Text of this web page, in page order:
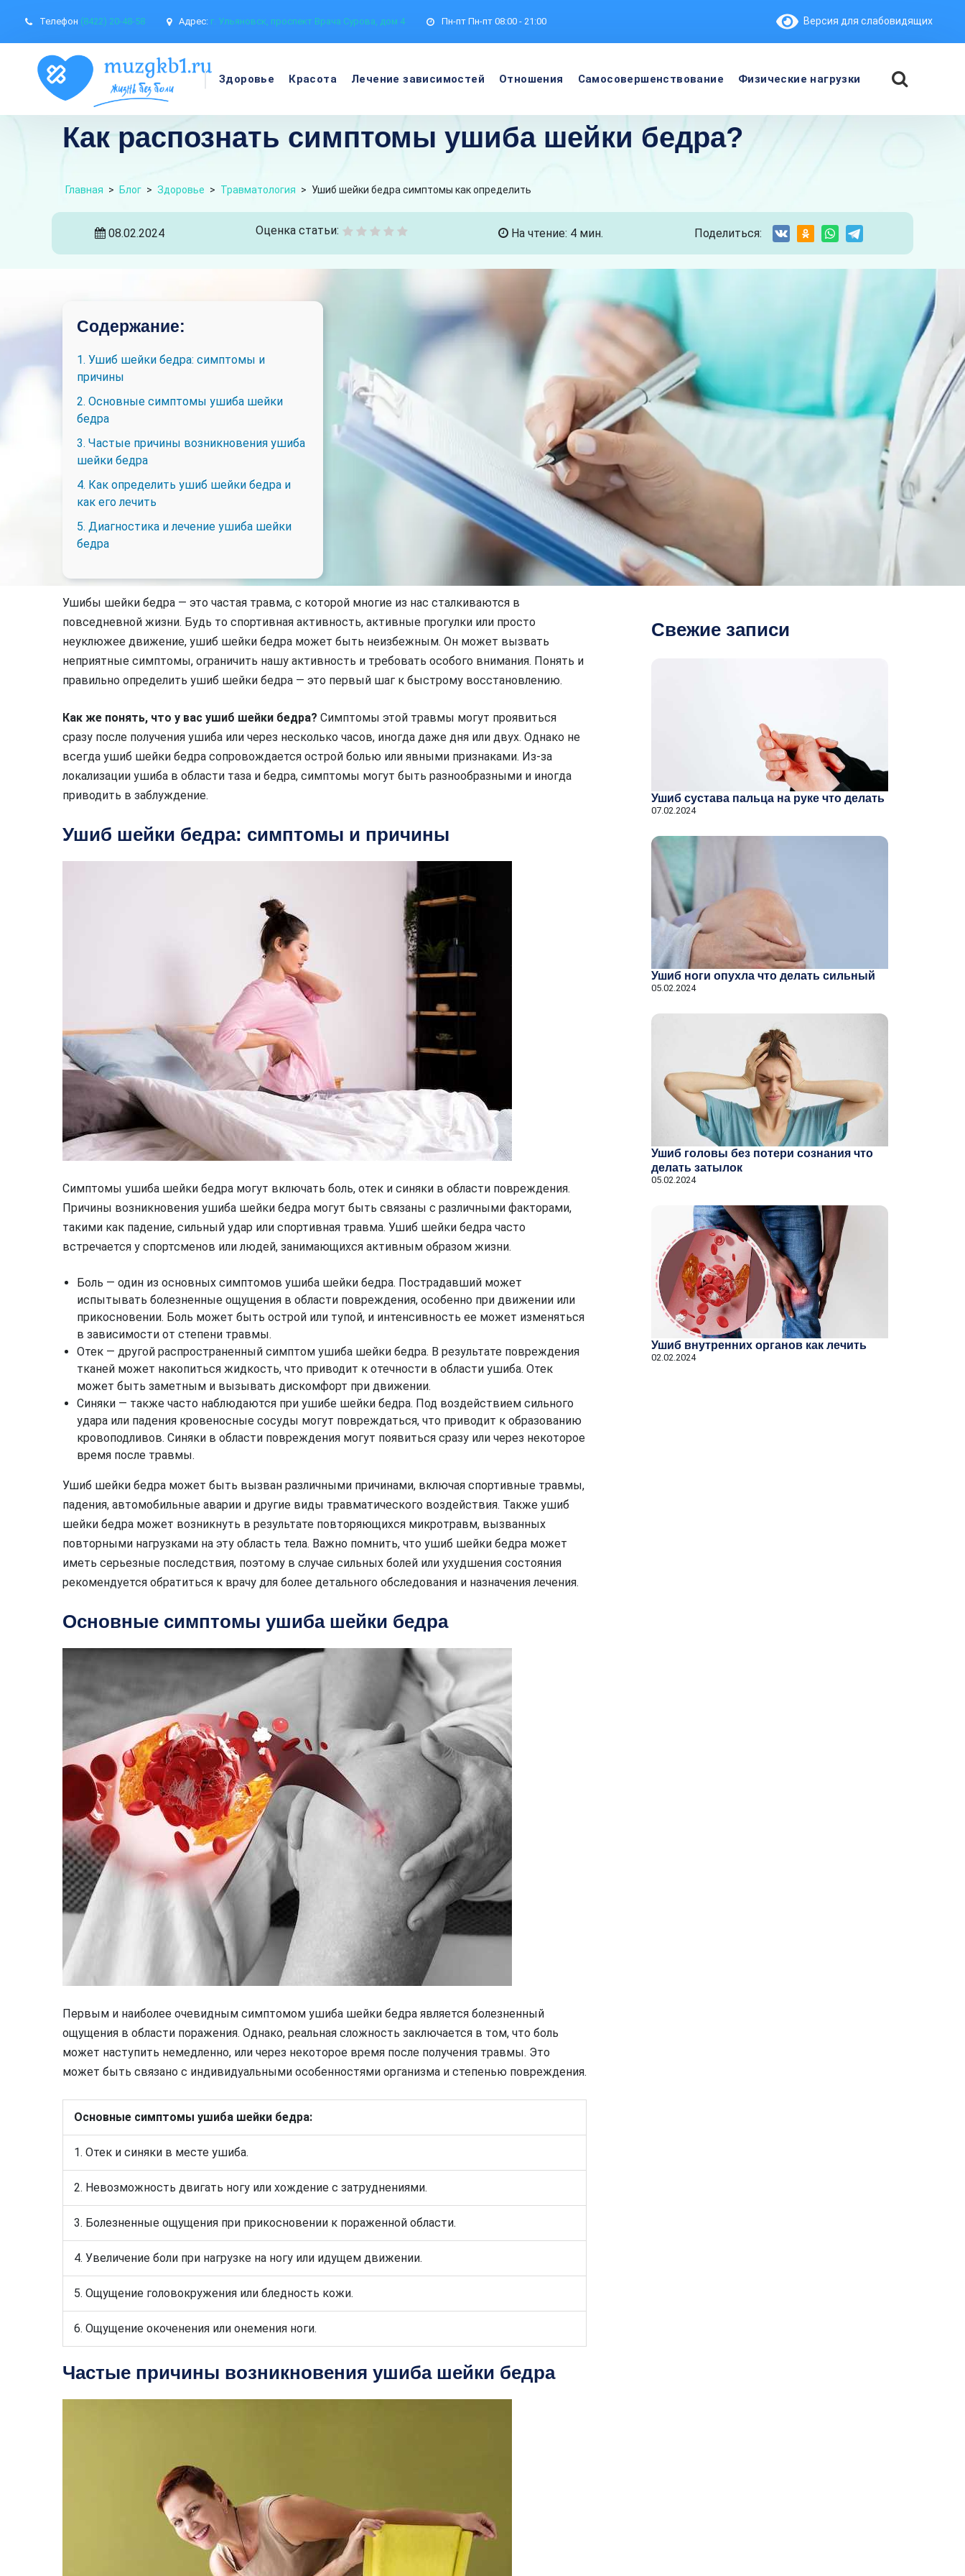
Телефон (8422) 20-48-58 Адрес: г. Ульяновск, проспект Врача Сурова, дом 4 Пн-пт Пн-пт 08:00 - 21:00 Версия для слабовидящих
Здоровье Красота Лечение зависимостей Отношения Самосовершенствование Физические нагрузки
Как распознать симптомы ушиба шейки бедра?
Главная > Блог > Здоровье > Травматология > Ушиб шейки бедра симптомы как определить
08.02.2024 Оценка статьи: На чтение: 4 мин. Поделиться:
Содержание:
1. Ушиб шейки бедра: симптомы и
причины
2. Основные симптомы ушиба шейки
бедра
3. Частые причины возникновения ушиба
шейки бедра
4. Как определить ушиб шейки бедра и
как его лечить
5. Диагностика и лечение ушиба шейки
бедра
Ушибы шейки бедра — это частая травма, с которой многие из нас сталкиваются в
повседневной жизни. Будь то спортивная активность, активные прогулки или просто
неуклюжее движение, ушиб шейки бедра может быть неизбежным. Он может вызвать
неприятные симптомы, ограничить нашу активность и требовать особого внимания. Понять и
правильно определить ушиб шейки бедра — это первый шаг к быстрому восстановлению.
Как же понять, что у вас ушиб шейки бедра? Симптомы этой травмы могут проявиться
сразу после получения ушиба или через несколько часов, иногда даже дня или двух. Однако не
всегда ушиб шейки бедра сопровождается острой болью или явными признаками. Из-за
локализации ушиба в области таза и бедра, симптомы могут быть разнообразными и иногда
приводить в заблуждение.
Ушиб шейки бедра: симптомы и причины
Симптомы ушиба шейки бедра могут включать боль, отек и синяки в области повреждения.
Причины возникновения ушиба шейки бедра могут быть связаны с различными факторами,
такими как падение, сильный удар или спортивная травма. Ушиб шейки бедра часто
встречается у спортсменов или людей, занимающихся активным образом жизни.
Боль — один из основных симптомов ушиба шейки бедра. Пострадавший может
испытывать болезненные ощущения в области повреждения, особенно при движении или
прикосновении. Боль может быть острой или тупой, и интенсивность ее может изменяться
в зависимости от степени травмы.
Отек — другой распространенный симптом ушиба шейки бедра. В результате повреждения
тканей может накопиться жидкость, что приводит к отечности в области ушиба. Отек
может быть заметным и вызывать дискомфорт при движении.
Синяки — также часто наблюдаются при ушибе шейки бедра. Под воздействием сильного
удара или падения кровеносные сосуды могут повреждаться, что приводит к образованию
кровоподливов. Синяки в области повреждения могут появиться сразу или через некоторое
время после травмы.
Ушиб шейки бедра может быть вызван различными причинами, включая спортивные травмы,
падения, автомобильные аварии и другие виды травматического воздействия. Также ушиб
шейки бедра может возникнуть в результате повторяющихся микротравм, вызванных
повторными нагрузками на эту область тела. Важно помнить, что ушиб шейки бедра может
иметь серьезные последствия, поэтому в случае сильных болей или ухудшения состояния
рекомендуется обратиться к врачу для более детального обследования и назначения лечения.
Основные симптомы ушиба шейки бедра
Первым и наиболее очевидным симптомом ушиба шейки бедра является болезненный
ощущения в области поражения. Однако, реальная сложность заключается в том, что боль
может наступить немедленно, или через некоторое время после получения травмы. Это
может быть связано с индивидуальными особенностями организма и степенью повреждения.
Основные симптомы ушиба шейки бедра:
1. Отек и синяки в месте ушиба.
2. Невозможность двигать ногу или хождение с затруднениями.
3. Болезненные ощущения при прикосновении к пораженной области.
4. Увеличение боли при нагрузке на ногу или идущем движении.
5. Ощущение головокружения или бледность кожи.
6. Ощущение окоченения или онемения ноги.
Частые причины возникновения ушиба шейки бедра
Свежие записи
Ушиб сустава пальца на руке что делать
07.02.2024
Ушиб ноги опухла что делать сильный
05.02.2024
Ушиб головы без потери сознания что
делать затылок
05.02.2024
Ушиб внутренних органов как лечить
02.02.2024